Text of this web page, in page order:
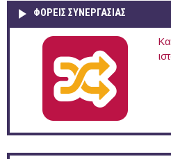
ΦΟΡΕΙΣ ΣΥΝΕΡΓΑΣΙΑΣ